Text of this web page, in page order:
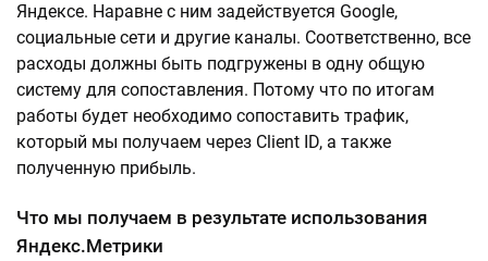
Яндексе. Наравне с ним задействуется Google,
социальные сети и другие каналы. Соответственно, все
расходы должны быть подгружены в одну общую
систему для сопоставления. Потому что по итогам
работы будет необходимо сопоставить трафик,
который мы получаем через Client ID, а также
полученную прибыль.
Что мы получаем в результате использования
Яндекс.Метрики